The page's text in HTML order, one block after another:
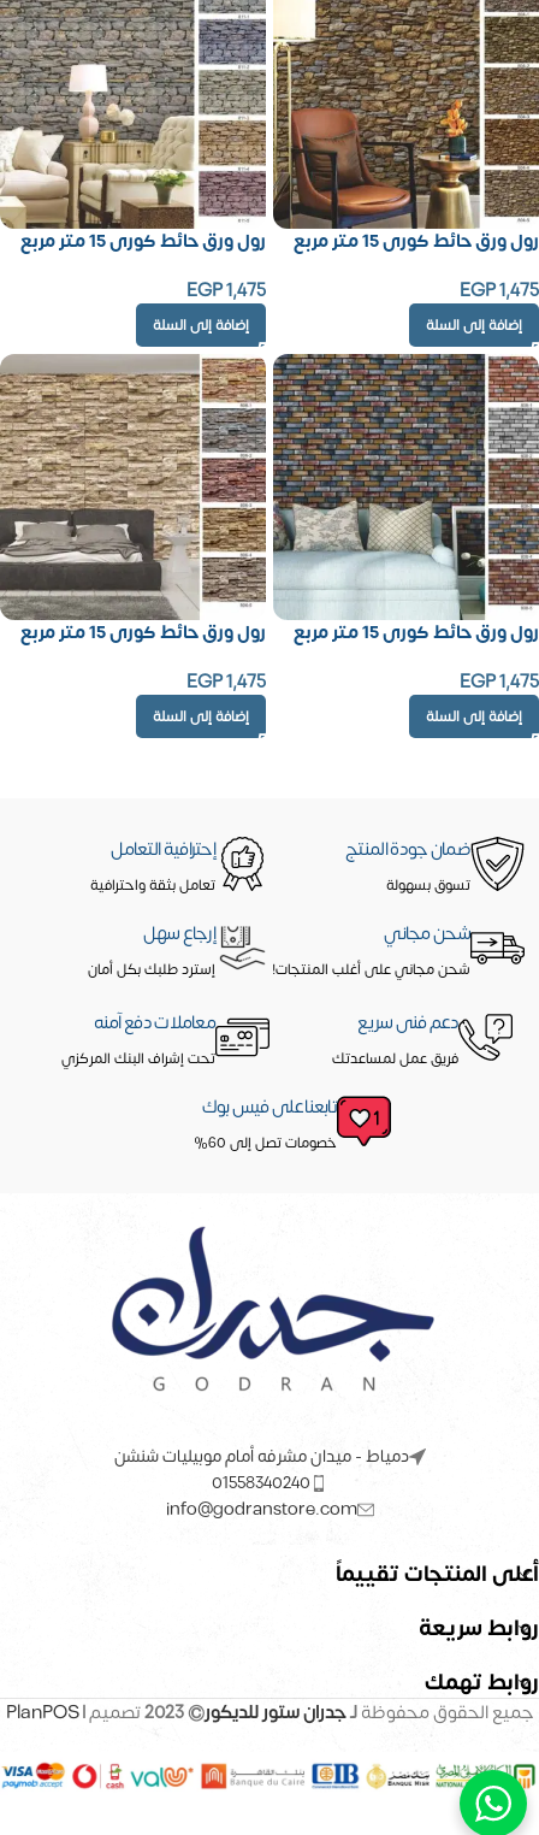
رول ورق حائط كورى 15 متر مربع
EGP1,475
إضافة إلى السلة
رول ورق حائط كورى 15 متر مربع
EGP1,475
إضافة إلى السلة
رول ورق حائط كورى 15 متر مربع
EGP1,475
إضافة إلى السلة
رول ورق حائط كورى 15 متر مربع
EGP1,475
إضافة إلى السلة
ضمان جودة المنتج
تسوق بسهولة
إحترافية التعامل
تعامل بثقة واحترافية
شحن مجاني
شحن مجاني على أغلب المنتجات!
إرجاع سهل
إسترد طلبك بكل أمان
دعم فنى سريع
فريق عمل لمساعدتك
معاملات دفع آمنه
تحت إشراف البنك المركزي
تابعنا على فيس بوك
خصومات تصل إلى 60%
دمياط - ميدان مشرفه أمام موبيليات شنشن
01558340240
info@godranstore.com
أعلى المنتجات تقييماً
روابط سريعة
روابط تهمك
جميع الحقوق محفوظةلـجدران ستور للديكور© 2023 تصميم |PlanPOS